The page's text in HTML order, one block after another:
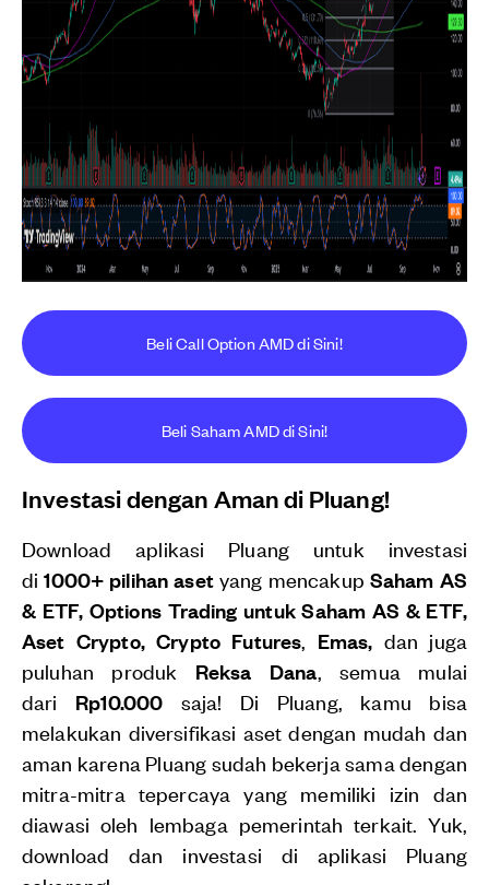
Beli Call Option AMD di Sini!
Beli Saham AMD di Sini!
Investasi dengan Aman di Pluang!
Download aplikasi Pluang untuk investasi
di1000+ pilihan asetyang mencakup Saham AS
& ETF, Options Trading untuk Saham AS & ETF,
Aset Crypto, Crypto Futures, Emas, dan juga
puluhan produk Reksa Dana, semua mulai
dari Rp10.000 saja! Di Pluang, kamu bisa
melakukan diversifikasi aset dengan mudah dan
aman karena Pluang sudah bekerja sama dengan
mitra-mitra tepercaya yang memiliki izin dan
diawasi oleh lembaga pemerintah terkait. Yuk,
download dan investasi di aplikasi Pluang